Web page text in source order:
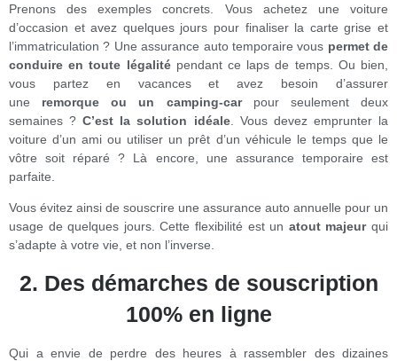
Prenons des exemples concrets. Vous achetez une voiture
d’occasion et avez quelques jours pour finaliser la carte grise et
l’immatriculation ? Une assurance auto temporaire vous permet de
conduire en toute légalitépendant ce laps de temps. Ou bien,
vous partez en vacances et avez besoin d’assurer
une remorque ou un camping-carpour seulement deux
semaines ?C’est la solution idéale. Vous devez emprunter la
voiture d’un ami ou utiliser un prêt d’un véhicule le temps que le
vôtre soit réparé ? Là encore, une assurance temporaire est
parfaite.
Vous évitez ainsi de souscrire une assurance auto annuelle pour un
usage de quelques jours. Cette flexibilité est un atout majeurqui
s’adapte à votre vie, et non l’inverse.
2. Des démarches de souscription
100% en ligne
Qui a envie de perdre des heures à rassembler des dizaines